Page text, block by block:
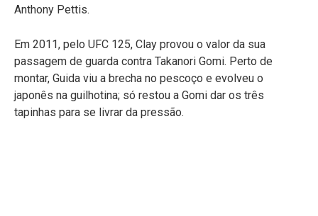
Anthony Pettis.
Em 2011, pelo UFC 125, Clay provou o valor da sua
passagem de guarda contra Takanori Gomi. Perto de
montar, Guida viu a brecha no pescoço e evolveu o
japonês na guilhotina; só restou a Gomi dar os três
tapinhas para se livrar da pressão.